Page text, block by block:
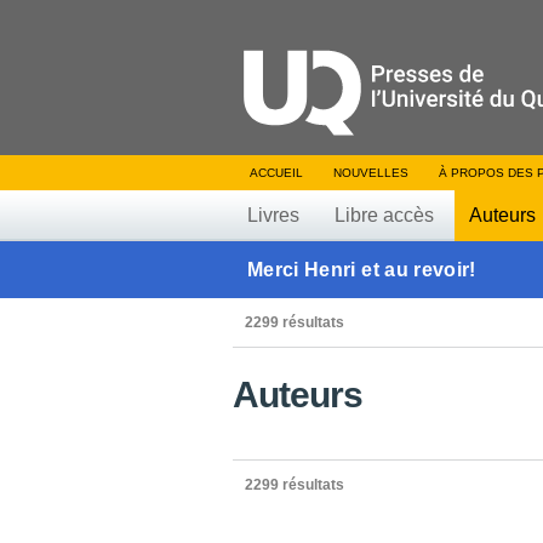
ACCUEIL NOUVELLES À PROPOS DES
Livres Libre accès Auteurs
Merci Henri et au revoir!
2299 résultats
Auteurs
2299 résultats